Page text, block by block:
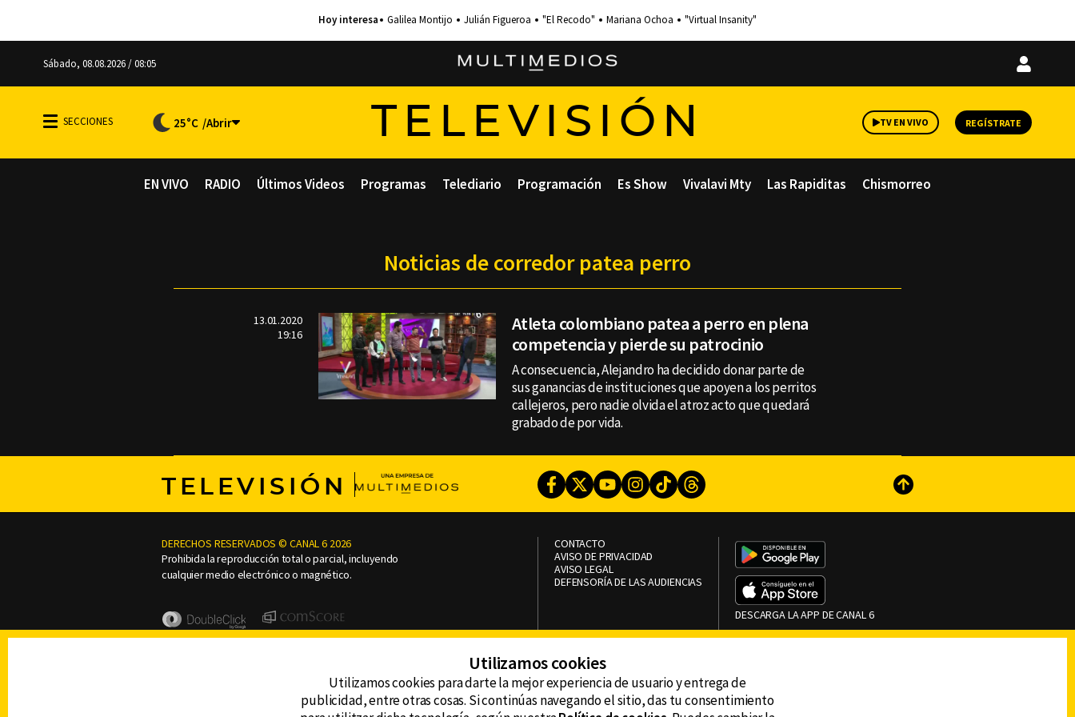
Galilea Montijo Julián Figueroa "El Recodo" Mariana Ochoa "Virtual Insanity"
Sábado, 08.08.2026 / 08:05
Iniciar
25°C TELEVISIÓN TV EN VIVO REGÍSTRATE
EN VIVO RADIO Últimos Videos Programas Telediario Programación Es Show Vivalavi Mty Las Rapiditas Chismorreo
Noticias de corredor patea perro
13.01.2020
19:16
Atleta colombiano patea a perro en plena
competencia y pierde su patrocinio
A consecuencia, Alejandro ha decidido donar parte de
sus ganancias de instituciones que apoyen a los perritos
callejeros, pero nadie olvida el atroz acto que quedará
grabado de por vida.
TELEVISIÓN Facebook
TwitterYoutubeInstagram
TikTokThreads Subir
DERECHOS RESERVADOS © CANAL 6 2026
Prohibida la reproducción total o parcial, incluyendo
cualquier medio electrónico o magnético.
CONTACTO
AVISO DE PRIVACIDAD
AVISO LEGAL
DEFENSORÍA DE LAS AUDIENCIAS
DESCARGA LA APP DE CANAL 6
Utilizamos cookies
Utilizamos cookies para darte la mejor experiencia de usuario y entrega de
publicidad, entre otras cosas. Si continúas navegando el sitio, das tu consentimiento